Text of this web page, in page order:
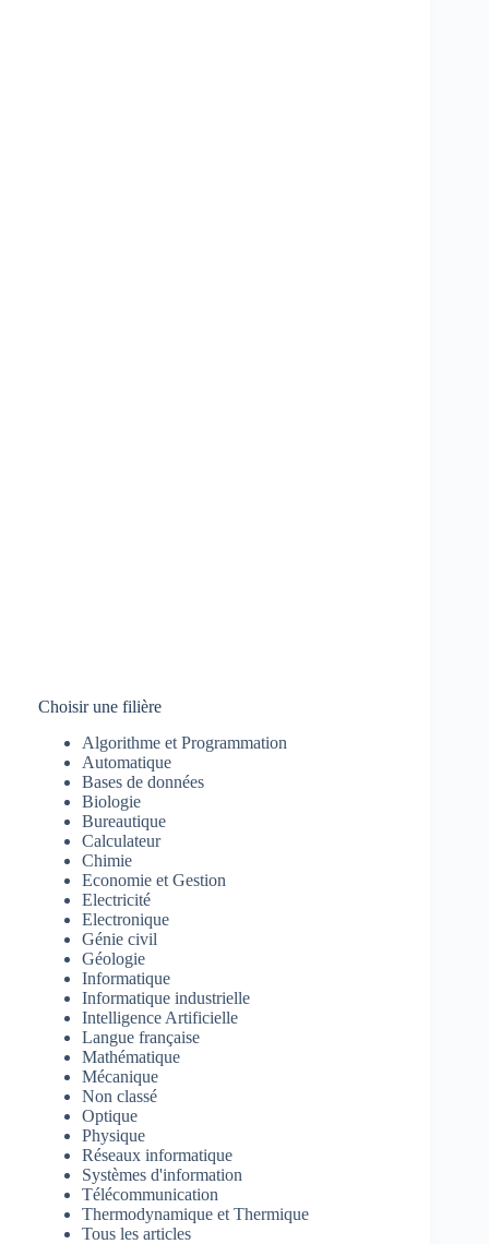
Choisir une filière
Algorithme et Programmation
Automatique
Bases de données
Biologie
Bureautique
Calculateur
Chimie
Economie et Gestion
Electricité
Electronique
Génie civil
Géologie
Informatique
Informatique industrielle
Intelligence Artificielle
Langue française
Mathématique
Mécanique
Non classé
Optique
Physique
Réseaux informatique
Systèmes d'information
Télécommunication
Thermodynamique et Thermique
Tous les articles